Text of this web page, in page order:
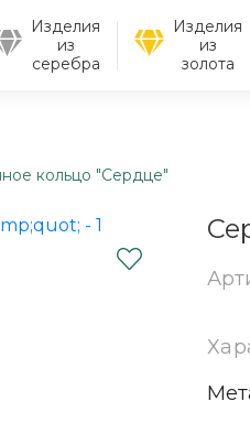
Изделия
из
серебра
Изделия
из
золота
кольцо "Сердце"